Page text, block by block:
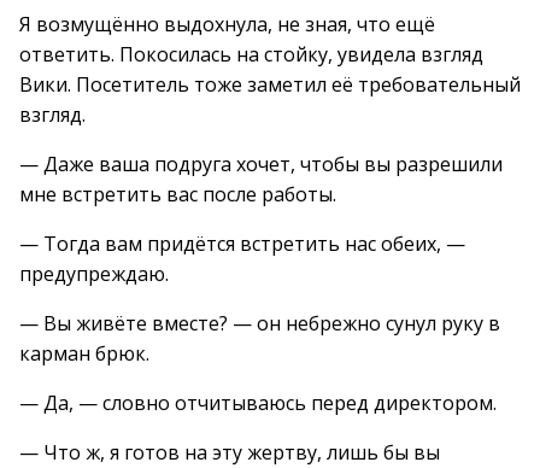
Я возмущённо выдохнула, не зная, что ещё
ответить. Покосилась на стойку, увидела взгляд
Вики. Посетитель тоже заметил её требовательный
взгляд.
— Даже ваша подруга хочет, чтобы вы разрешили
мне встретить вас после работы.
— Тогда вам придётся встретить нас обеих, —
предупреждаю.
— Вы живёте вместе? — он небрежно сунул руку в
карман брюк.
— Да, — словно отчитываюсь перед директором.
— Что ж, я готов на эту жертву, лишь бы вы